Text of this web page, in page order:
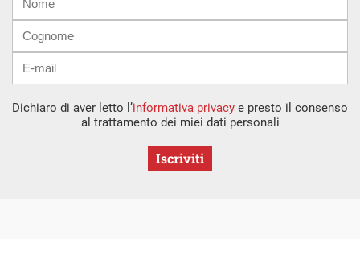
mail
Dichiaro di aver letto l’informativa privacy e presto il consenso
al trattamento dei miei dati personali
Iscriviti